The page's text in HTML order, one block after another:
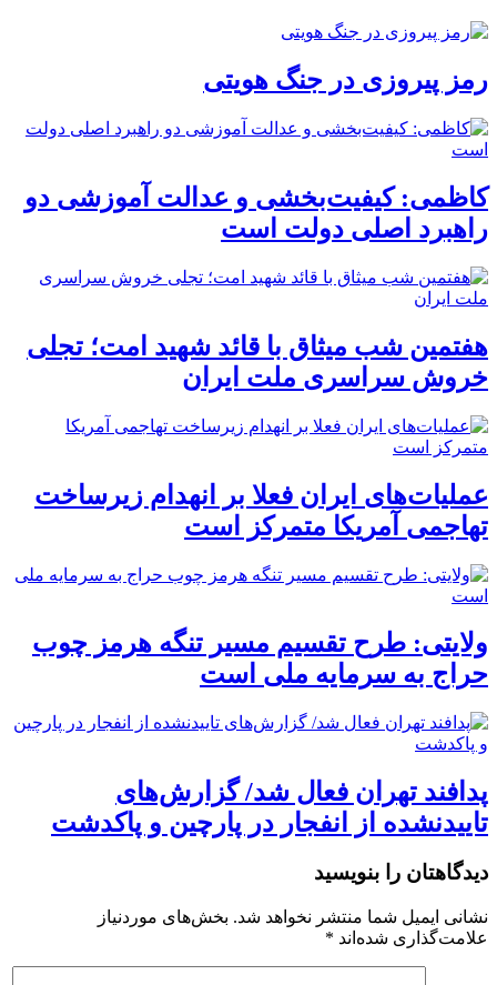
رمز پیروزی در جنگ هویتی
کاظمی: کیفیت‌بخشی و عدالت آموزشی دو
راهبرد اصلی دولت است
هفتمین شب میثاق با قائد شهید امت؛ تجلی
خروش سراسری ملت ایران
عملیات‌های ایران فعلا بر انهدام زیرساخت
تهاجمی آمریکا متمرکز است
ولایتی: طرح تقسیم مسیر تنگه هرمز چوب
حراج به سرمایه ملی است
پدافند تهران فعال شد/ گزارش‌های
تاییدنشده از انفجار در پارچین و پاکدشت
دیدگاهتان را بنویسید
نشانی ایمیل شما منتشر نخواهد شد. بخش‌های موردنیاز
علامت‌گذاری شده‌اند *